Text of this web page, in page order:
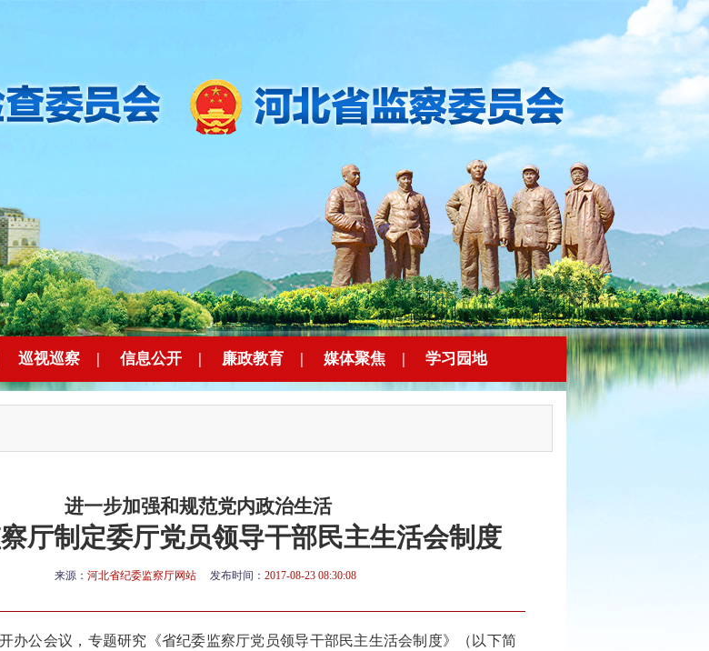
巡视巡察 | 信息公开 | 廉政教育 | 媒体聚焦 | 学习园地
进一步加强和规范党内政治生活
厅制定委厅党员领导干部民主生活会制度
来源： 河北省纪委监察厅网站 发布时间： 2017-08-23 08:30:08
办公会议，专题研究《省纪委监察厅党员领导干部民主生活会制度》（以下简